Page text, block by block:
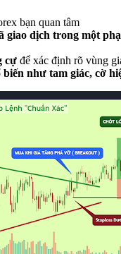
bạn quan tâm
giao dịch trong một
cự để xác định rõ vùng
biến như tam giác, cờ